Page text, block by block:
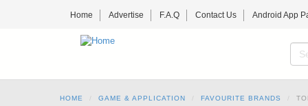
Home Advertise F.A.Q Contact Us Android App
HOME GAME & APPLICATION FAVOURITE BRANDS